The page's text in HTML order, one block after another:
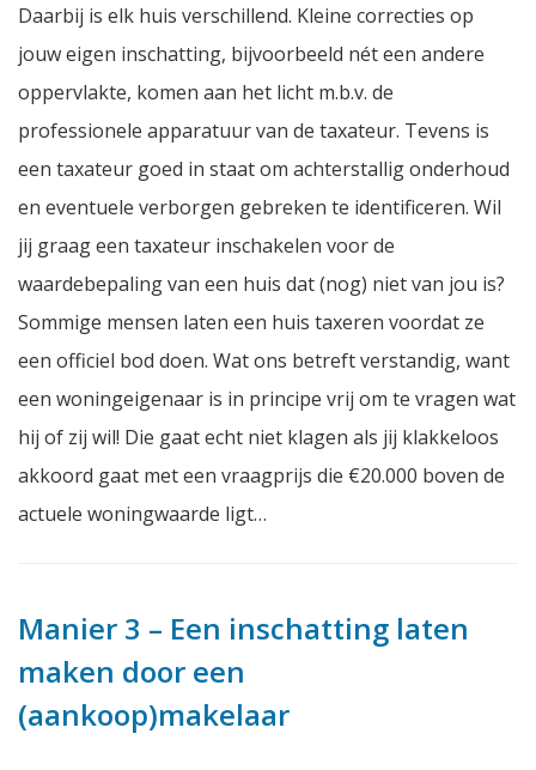
Daarbij is elk huis verschillend. Kleine correcties op
jouw eigen inschatting, bijvoorbeeld nét een andere
oppervlakte, komen aan het licht m.b.v. de
professionele apparatuur van de taxateur. Tevens is
een taxateur goed in staat om achterstallig onderhoud
en eventuele verborgen gebreken te identificeren. Wil
jij graag een taxateur inschakelen voor de
waardebepaling van een huis dat (nog) niet van jou is?
Sommige mensen laten een huis taxeren voordat ze
een officiel bod doen. Wat ons betreft verstandig, want
een woningeigenaar is in principe vrij om te vragen wat
hij of zij wil! Die gaat echt niet klagen als jij klakkeloos
akkoord gaat met een vraagprijs die €20.000 boven de
actuele woningwaarde ligt…
Manier 3 – Een inschatting laten
maken door een
(aankoop)makelaar